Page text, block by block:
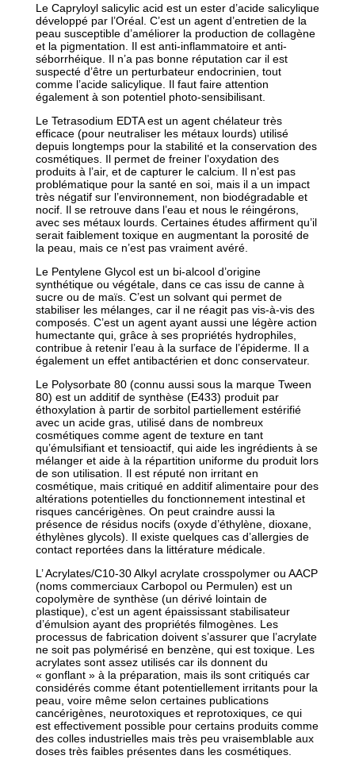
Le Capryloyl salicylic acid est un ester d’acide salicylique
développé par l’Oréal. C’est un agent d’entretien de la
peau susceptible d’améliorer la production de collagène
et la pigmentation. Il est anti-inflammatoire et anti-
séborrhéique. Il n’a pas bonne réputation car il est
suspecté d’être un perturbateur endocrinien, tout
comme l’acide salicylique. Il faut faire attention
également à son potentiel photo-sensibilisant.
Le Tetrasodium EDTA est un agent chélateur très
efficace (pour neutraliser les métaux lourds) utilisé
depuis longtemps pour la stabilité et la conservation des
cosmétiques. Il permet de freiner l’oxydation des
produits à l’air, et de capturer le calcium. Il n’est pas
problématique pour la santé en soi, mais il a un impact
très négatif sur l’environnement, non biodégradable et
nocif. Il se retrouve dans l’eau et nous le réingérons,
avec ses métaux lourds. Certaines études affirment qu’il
serait faiblement toxique en augmentant la porosité de
la peau, mais ce n’est pas vraiment avéré.
Le Pentylene Glycol est un bi-alcool d’origine
synthétique ou végétale, dans ce cas issu de canne à
sucre ou de maïs. C’est un solvant qui permet de
stabiliser les mélanges, car il ne réagit pas vis-à-vis des
composés. C’est un agent ayant aussi une légère action
humectante qui, grâce à ses propriétés hydrophiles,
contribue à retenir l’eau à la surface de l’épiderme. Il a
également un effet antibactérien et donc conservateur.
Le Polysorbate 80 (connu aussi sous la marque Tween
80) est un additif de synthèse (E433) produit par
éthoxylation à partir de sorbitol partiellement estérifié
avec un acide gras, utilisé dans de nombreux
cosmétiques comme agent de texture en tant
qu’émulsifiant et tensioactif, qui aide les ingrédients à se
mélanger et aide à la répartition uniforme du produit lors
de son utilisation. Il est réputé non irritant en
cosmétique, mais critiqué en additif alimentaire pour des
altérations potentielles du fonctionnement intestinal et
risques cancérigènes. On peut craindre aussi la
présence de résidus nocifs (oxyde d’éthylène, dioxane,
éthylènes glycols). Il existe quelques cas d’allergies de
contact reportées dans la littérature médicale.
L’ Acrylates/C10-30 Alkyl acrylate crosspolymer ou AACP
(noms commerciaux Carbopol ou Permulen) est un
copolymère de synthèse (un dérivé lointain de
plastique), c’est un agent épaississant stabilisateur
d’émulsion ayant des propriétés filmogènes. Les
processus de fabrication doivent s’assurer que l’acrylate
ne soit pas polymérisé en benzène, qui est toxique. Les
acrylates sont assez utilisés car ils donnent du
« gonflant » à la préparation, mais ils sont critiqués car
considérés comme étant potentiellement irritants pour la
peau, voire même selon certaines publications
cancérigènes, neurotoxiques et reprotoxiques, ce qui
est effectivement possible pour certains produits comme
des colles industrielles mais très peu vraisemblable aux
doses très faibles présentes dans les cosmétiques.